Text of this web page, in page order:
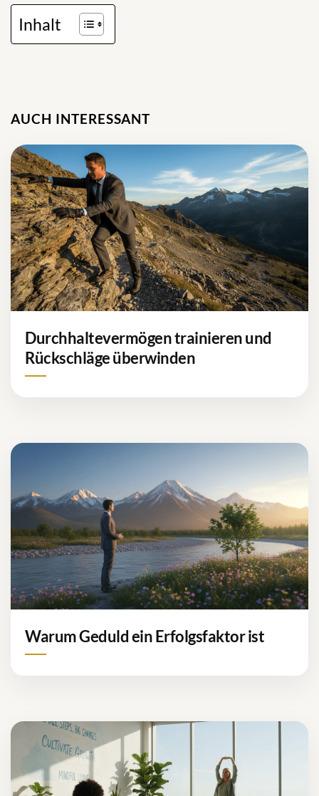
Inhalt
AUCH INTERESSANT
Durchhaltevermögen trainieren und
Rückschläge überwinden
Warum Geduld ein Erfolgsfaktor ist